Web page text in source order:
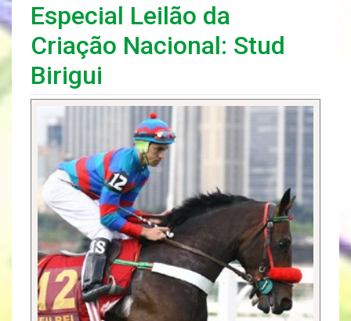
Especial Leilão da
Criação Nacional: Stud
Birigui